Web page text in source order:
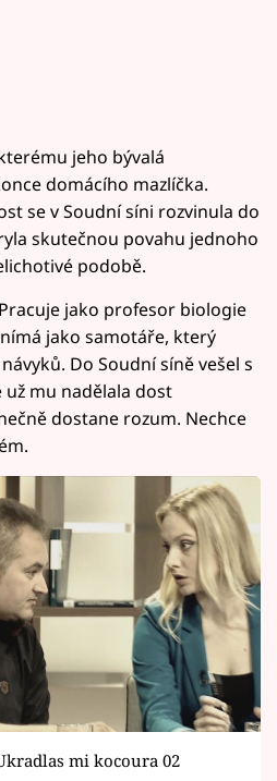
jeho bývalá
domácího mazlíčka.
se v Soudní síni rozvinula do
skutečnou povahu jednoho
podobě.
jako profesor biologie
jako samotáře, který
Do Soudní síně vešel s
mu nadělala dost
dostane rozum. Nechce
mi kocoura 02